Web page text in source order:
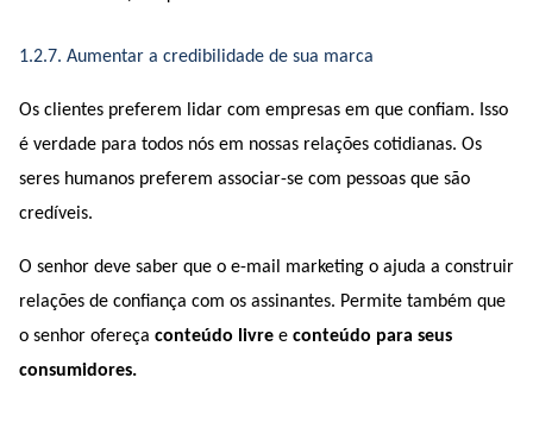
1.2.7. Aumentar a credibilidade de sua marca
Os clientes preferem lidar com empresas em que confiam. Isso
é verdade para todos nós em nossas relações cotidianas. Os
seres humanos preferem associar-se com pessoas que são
credíveis.
O senhor deve saber que o e-mail marketing o ajuda a construir
relações de confiança com os assinantes. Permite também que
o senhor ofereça conteúdo livre e conteúdo para seus
consumidores.